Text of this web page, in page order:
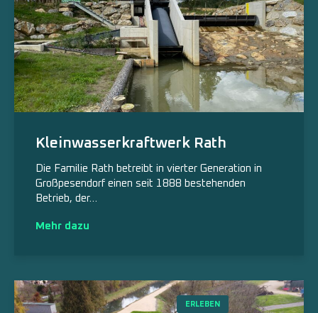
Kleinwasserkraftwerk Rath
Die Familie Rath betreibt in vierter Generation in
Großpesendorf einen seit 1888 bestehenden
Betrieb, der…
Mehr dazu
ERLEBEN